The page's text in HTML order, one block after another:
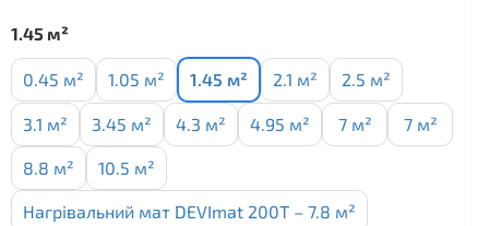
1.45 м²
0.45 м² 1.05 м² 1.45 м² 2.1 м² 2.5 м²
3.1 м² 3.45 м² 4.3 м² 4.95 м² 7 м² 7 м²
8.8 м² 10.5 м²
Нагрівальний мат DEVImat 200T – 7.8 м²